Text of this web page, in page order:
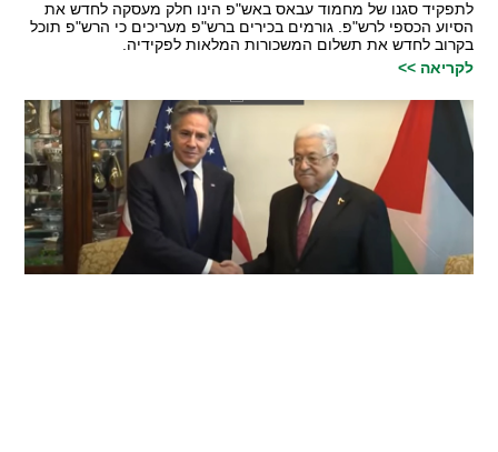
לתפקיד סגנו של מחמוד עבאס באש"פ הינו חלק מעסקה לחדש את
הסיוע הכספי לרש"פ. גורמים בכירים ברש"פ מעריכים כי הרש"פ תוכל
בקרוב לחדש את תשלום המשכורות המלאות לפקידיה.
לקריאה >>